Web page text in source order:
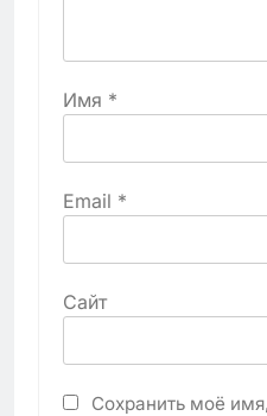
Имя *
Email *
Сайт
Сохранить моё